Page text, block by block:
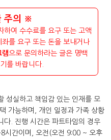
주의 ※
하여 수수료를 요구 또는 고액
를 요구 또는 돈을 보내거나
램으로 문의하라는 글은 명백
를 바랍니다.
성실하고 책임감 있는 인재를 모
가능하며, 개인 일정과 가족 상황
다. 진행 시간은 파트타임의 경우
시간이며, 오전(오전 9:00 ~ 오후